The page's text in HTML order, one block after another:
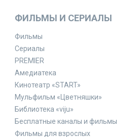
ФИЛЬМЫ И СЕРИАЛЫ
Фильмы
Сериалы
PREMIER
Амедиатека
Кинотеатр «START»
Мульфильм «Цветняшки»
Библиотека «viju»
Бесплатные каналы и фильмы
Фильмы для взрослых